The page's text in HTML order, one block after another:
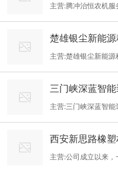
上，坚持选用当地好
序，严格把控每一个
平台和分销平台,欢
密、香甜、汁多、果
30%，总酸0.34%
主营:腾冲治恒农机
07 日，注册地位于
小组 28 号，法定代
成立以来，合作社在
到设备保障形成完整
械，推动农业生产技
楚雄银尘新能
主营:楚雄银尘新能
日正式成立，注册地
事处东兴社区居民委
段自斌，在其带领下
三门峡深蓝智
主营:三门峡深蓝智
三门峡市，交通便利
城而过。注册于高新
力于智能装备的研发
西安新思路橡
主营:公司成立以来